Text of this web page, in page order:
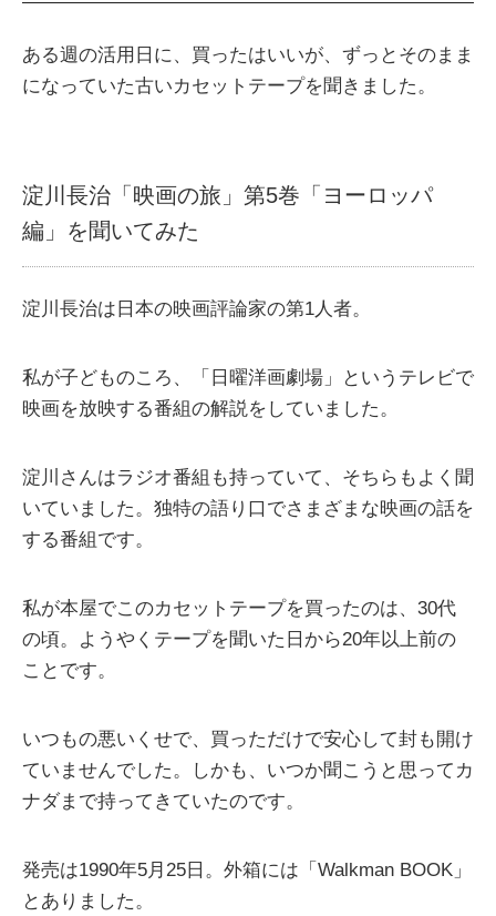
ある週の活用日に、買ったはいいが、ずっとそのまま
になっていた古いカセットテープを聞きました。
淀川長治「映画の旅」第5巻「ヨーロッパ
編」を聞いてみた
淀川長治は日本の映画評論家の第1人者。
私が子どものころ、「日曜洋画劇場」というテレビで
映画を放映する番組の解説をしていました。
淀川さんはラジオ番組も持っていて、そちらもよく聞
いていました。独特の語り口でさまざまな映画の話を
する番組です。
私が本屋でこのカセットテープを買ったのは、30代
の頃。ようやくテープを聞いた日から20年以上前の
ことです。
いつもの悪いくせで、買っただけで安心して封も開け
ていませんでした。しかも、いつか聞こうと思ってカ
ナダまで持ってきていたのです。
発売は1990年5月25日。外箱には「Walkman BOOK」
とありました。